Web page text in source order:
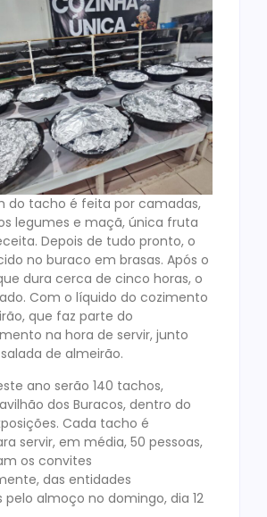
do tacho é feita por camadas,
legumes e maçã, única fruta
Depois de tudo pronto, o
no buraco em brasas. Após o
dura cerca de cinco horas, o
Com o líquido do cozimento
que faz parte do
na hora de servir, junto
de almeirão.
ano serão 140 tachos,
dos Buracos, dentro do
Cada tacho é
servir, em média, 50 pessoas,
os convites
das entidades
pelo almoço no domingo, dia 12